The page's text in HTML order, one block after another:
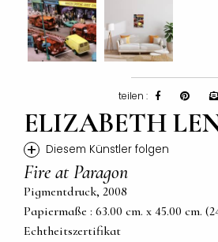
teilen :
ELIZABETH
+ Diesem Künstler folgen
Fire at Paragon
Pigmentdruck, 2008
Papiermaße : 63.00 cm. x 45.00 cm.
Echtheitszertifikat